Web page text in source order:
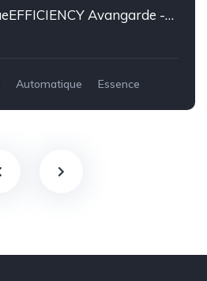
Mercedes A160 BlueEFFICIENCY Avangarde -essence euro 5-2010-106.000km-Top état -Garantie
Automatique Essence